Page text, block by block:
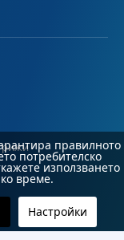
правилното
потребителско
използването
време.
Настройки